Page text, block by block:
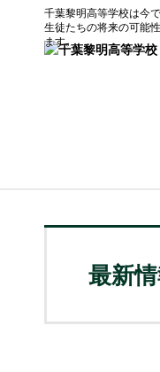
千葉黎明高等学校は今
生徒たちの将来の可能
ます。
最新